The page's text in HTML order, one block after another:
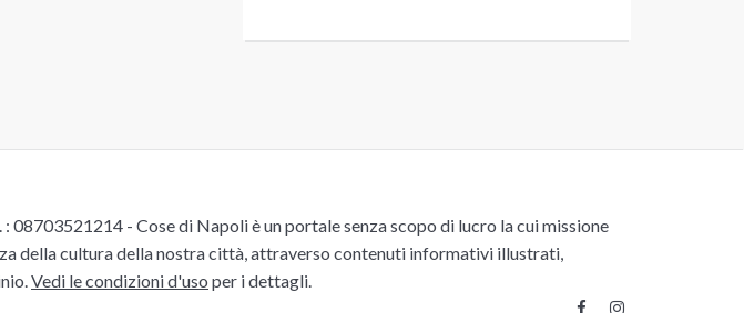
- Cose di Napoli è un portale senza scopo di lucro la cui missione
della cultura della nostra città, attraverso contenuti informativi illustrati,
Vedi le condizioni d'uso per i dettagli.